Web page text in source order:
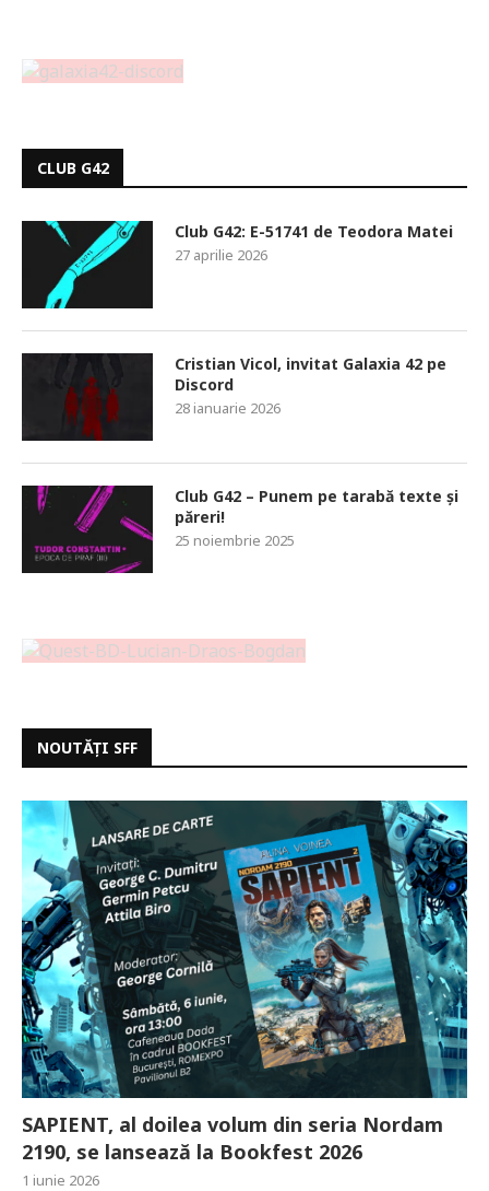
CLUB G42
Club G42: E-51741 de Teodora Matei
27 aprilie 2026
Cristian Vicol, invitat Galaxia 42 pe
Discord
28 ianuarie 2026
Club G42 – Punem pe tarabă texte și
păreri!
25 noiembrie 2025
NOUTĂȚI SFF
SAPIENT, al doilea volum din seria Nordam
2190, se lansează la Bookfest 2026
1 iunie 2026